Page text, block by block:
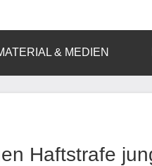
& MEDIEN
Haftstrafe